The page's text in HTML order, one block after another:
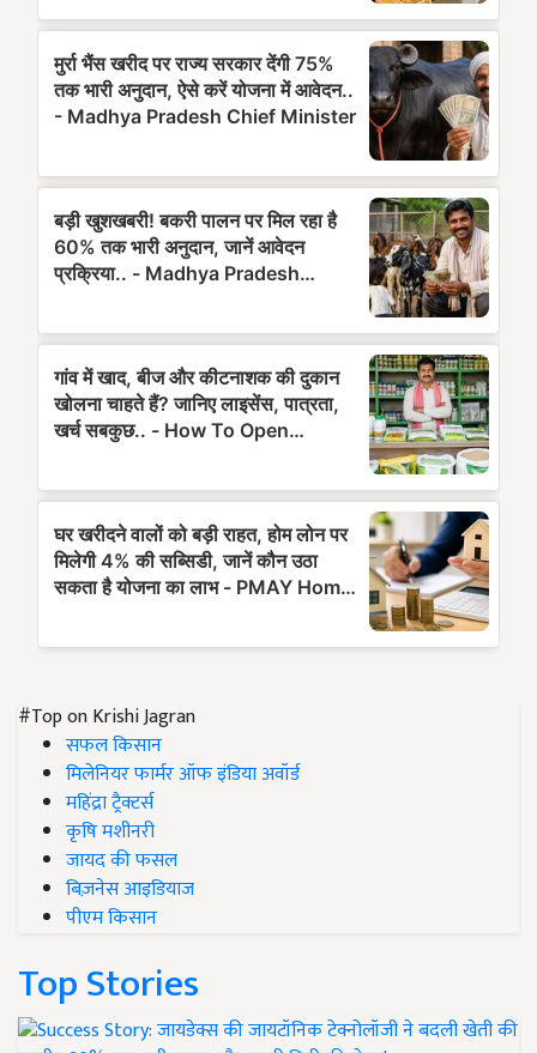
#Top on Krishi Jagran
सफल किसान
मिलेनियर फार्मर ऑफ इंडिया अवॉर्ड
महिंद्रा ट्रैक्टर्स
कृषि मशीनरी
जायद की फसल
बिज़नेस आइडियाज
पीएम किसान
Top Stories